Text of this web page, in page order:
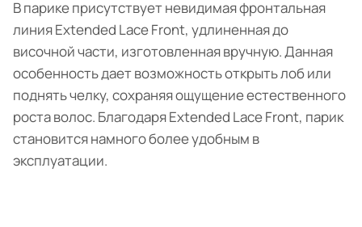
В парике присутствует невидимая фронтальная
линия Extended Lace Front, удлиненная до
височной части, изготовленная вручную. Данная
особенность дает возможность открыть лоб или
поднять челку, сохраняя ощущение естественного
роста волос. Благодаря Extended Lace Front, парик
становится намного более удобным в
эксплуатации.